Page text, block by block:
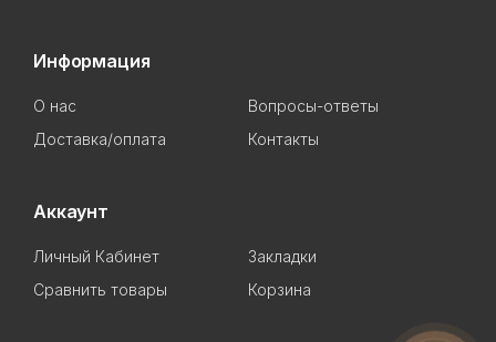
Информация
О нас
Вопросы-ответы
Доставка/оплата
Контакты
Аккаунт
Личный Кабинет
Закладки
Сравнить товары
Корзина